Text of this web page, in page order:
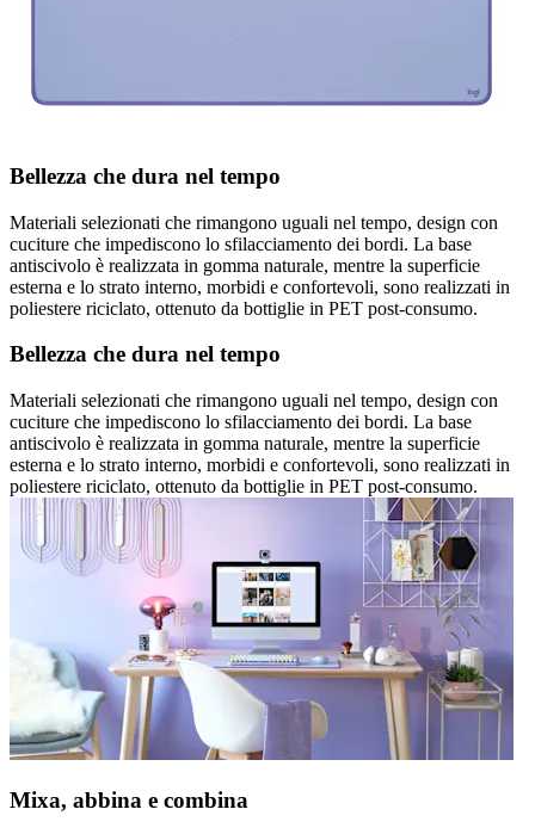
Bellezza che dura nel tempo
Materiali selezionati che rimangono uguali nel tempo, design con
cuciture che impediscono lo sfilacciamento dei bordi. La base
antiscivolo è realizzata in gomma naturale, mentre la superficie
esterna e lo strato interno, morbidi e confortevoli, sono realizzati in
poliestere riciclato, ottenuto da bottiglie in PET post-consumo.
Bellezza che dura nel tempo
Materiali selezionati che rimangono uguali nel tempo, design con
cuciture che impediscono lo sfilacciamento dei bordi. La base
antiscivolo è realizzata in gomma naturale, mentre la superficie
esterna e lo strato interno, morbidi e confortevoli, sono realizzati in
poliestere riciclato, ottenuto da bottiglie in PET post-consumo.
Mixa, abbina e combina